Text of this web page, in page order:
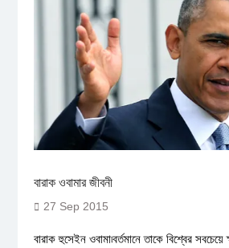
বারাক ওবামার জীবনী
27 Sep 2015
বারাক হুসেইন ওবামা৷বর্তমানে তাকে বিশ্বের